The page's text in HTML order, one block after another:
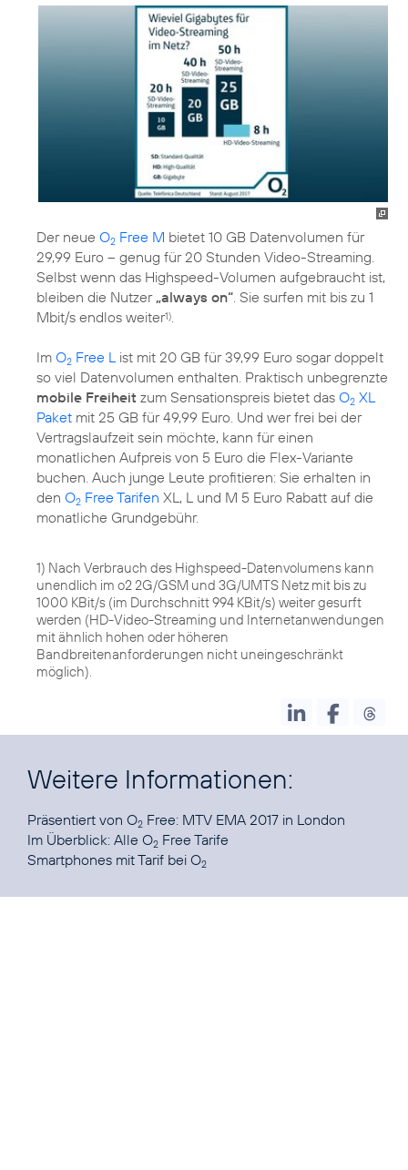
Der neue O2 Free M bietet 10 GB Datenvolumen für
29,99 Euro – genug für 20 Stunden Video-Streaming.
Selbst wenn das Highspeed-Volumen aufgebraucht ist,
bleiben die Nutzer„always on“. Sie surfen mit bis zu 1
Mbit/s endlos weiter1).
Im O2 Free List mit 20 GB für 39,99 Euro sogar doppelt
so viel Datenvolumen enthalten. Praktisch unbegrenzte
mobile Freiheit zum Sensationspreis bietet das O2 XL
Paket mit 25 GB für 49,99 Euro. Und wer frei bei der
Vertragslaufzeit sein möchte, kann für einen
monatlichen Aufpreis von 5 Euro die Flex-Variante
buchen. Auch junge Leute profitieren: Sie erhalten in
den O2 Free Tarifen XL, L und M 5 Euro Rabatt auf die
monatliche Grundgebühr.
1) Nach Verbrauch des Highspeed-Datenvolumens kann
unendlich im o2 2G/GSM und 3G/UMTS Netz mit bis zu
1000 KBit/s (im Durchschnitt 994 KBit/s) weiter gesurft
werden (HD-Video-Streaming und Internetanwendungen
mit ähnlich hohen oder höheren
Bandbreitenanforderungen nicht uneingeschränkt
möglich).
Weitere Informationen:
Präsentiert von O2 Free: MTV EMA 2017 in London
Im Überblick: Alle O2 Free Tarife
Smartphones mit Tarif bei O2